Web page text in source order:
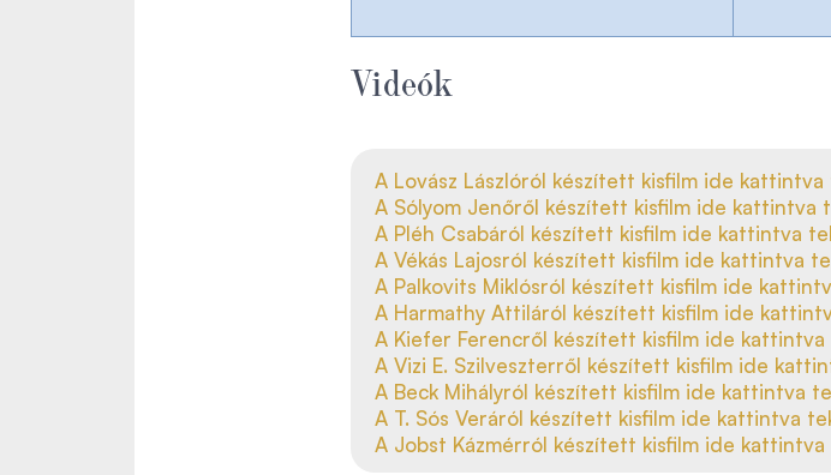
Videók
A Lovász Lászlóról készített kisfilm ide
A Sólyom Jenőről készített kisfilm ide kattintva
A Pléh Csabáról készített kisfilm ide kattintva
A Vékás Lajosról készített kisfilm ide kattintva
A Palkovits Miklósról készített kisfilm ide
A Harmathy Attiláról készített kisfilm ide
A Kiefer Ferencről készített kisfilm ide
A Vizi E. Szilveszterről készített kisfilm ide
A Beck Mihályról készített kisfilm ide kattintva
A T. Sós Veráról készített kisfilm ide kattintva
A Jobst Kázmérról készített kisfilm ide